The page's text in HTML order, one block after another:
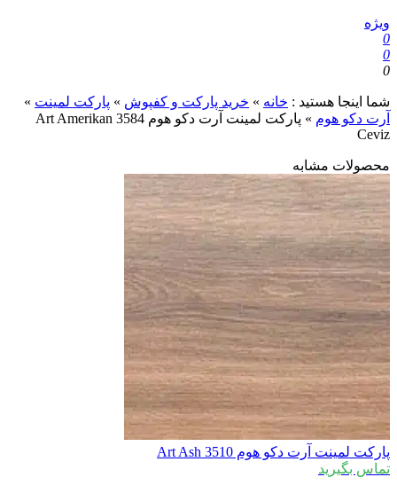
ویژه
0
0
0
شما اینجا هستید : خانه » خرید پارکت و کفپوش » پارکت لمینت »
آرت دکو هوم »
پارکت لمینت آرت دکو هوم 3584 Art Amerikan
Ceviz
محصولات مشابه
پارکت لمینت آرت دکو هوم 3510 Art Ash
تماس بگیرید